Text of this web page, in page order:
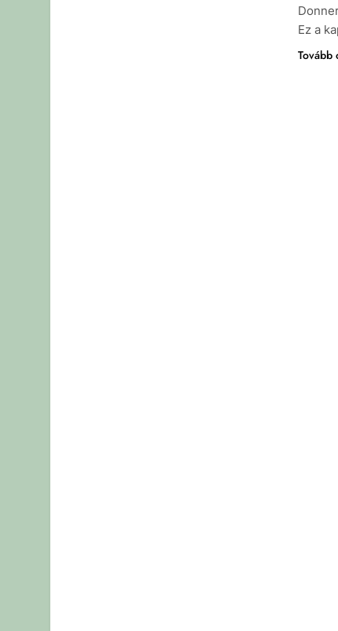
Ez a
Tovább